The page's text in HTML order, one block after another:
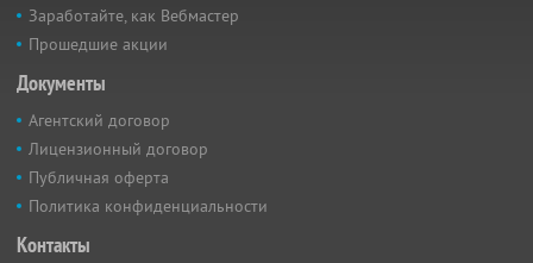
Заработайте, как Вебмастер
Прошедшие акции
Документы
Агентский договор
Лицензионный договор
Публичная оферта
Политика конфиденциальности
Контакты